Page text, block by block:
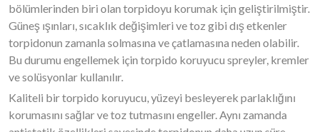
bölümlerinden biri olan torpidoyu korumak için geliştirilmiştir.
Güneş ışınları, sıcaklık değişimleri ve toz gibi dış etkenler
torpidonun zamanla solmasına ve çatlamasına neden olabilir.
Bu durumu engellemek için torpido koruyucu spreyler, kremler
ve solüsyonlar kullanılır.
Kaliteli bir torpido koruyucu, yüzeyi besleyerek parlaklığını
korumasını sağlar ve toz tutmasını engeller. Aynı zamanda